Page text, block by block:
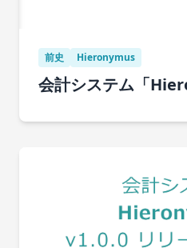
前史 Hieronymus
会計システム「